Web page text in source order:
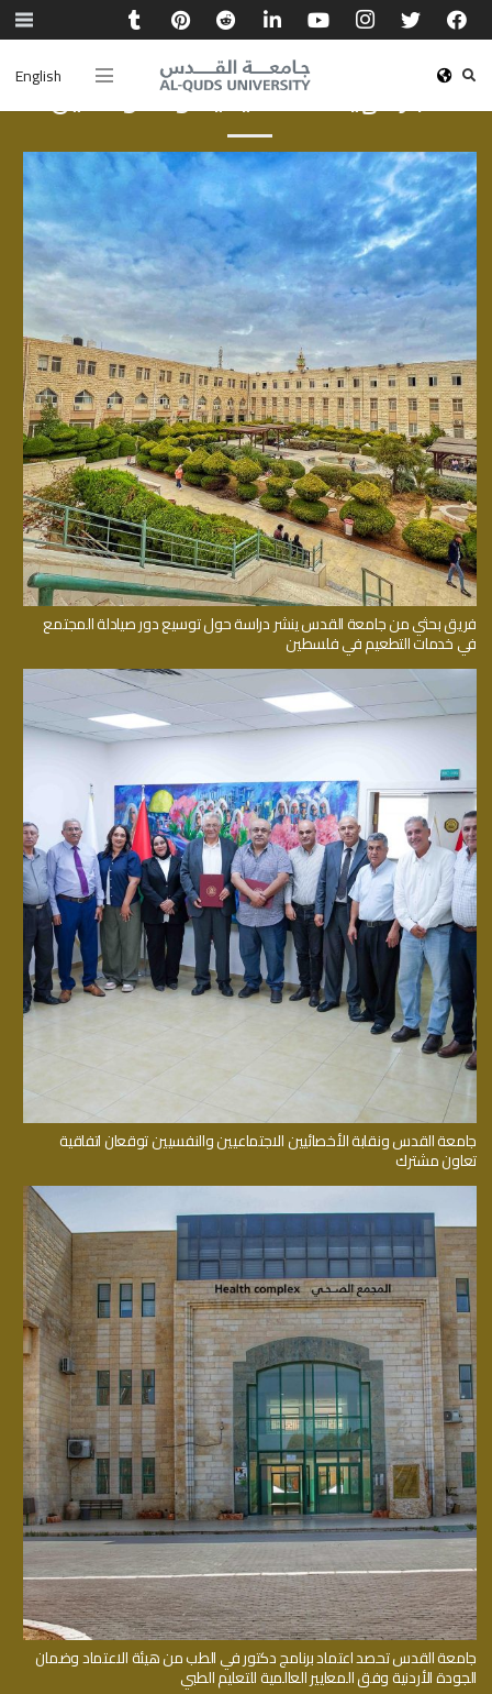
Englishأخبار الهيئة الأكاديمية والموظفين
فريق بحثي من جامعة القدس ينشر دراسة حول توسيع دور صيادلة المجتمع
في خدمات التطعيم في فلسطين
جامعة القدس ونقابة الأخصائيين الاجتماعيين والنفسيين توقعان اتفاقية
تعاون مشترك
جامعة القدس تحصد اعتماد برنامج دكتور في الطب من هيئة الاعتماد وضمان
الجودة الأردنية وفق المعايير العالمية للتعليم الطبي